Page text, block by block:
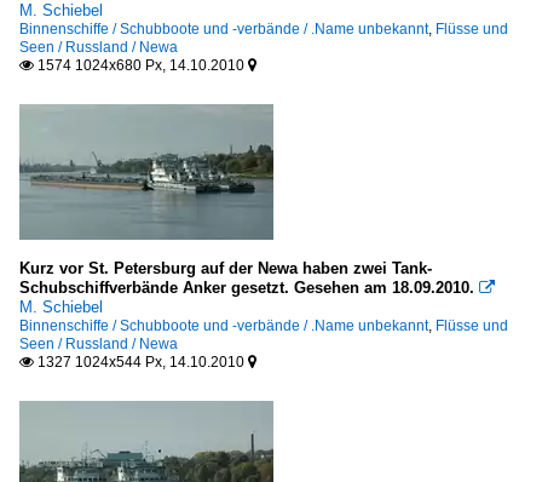
M. Schiebel
Binnenschiffe / Schubboote und -verbände / .Name unbekannt, Flüsse und
Seen / Russland / Newa
 1574 1024x680 Px, 14.10.2010 
Kurz vor St. Petersburg auf der Newa haben zwei Tank-
Schubschiffverbände Anker gesetzt. Gesehen am 18.09.2010. 
M. Schiebel
Binnenschiffe / Schubboote und -verbände / .Name unbekannt, Flüsse und
Seen / Russland / Newa
 1327 1024x544 Px, 14.10.2010 